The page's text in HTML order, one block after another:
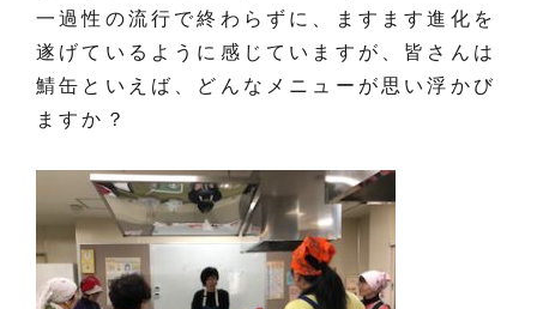
一過性の流行で終わらずに、ますます進化を
遂げているように感じていますが、皆さんは
鯖缶といえば、どんなメニューが思い浮かび
ますか？